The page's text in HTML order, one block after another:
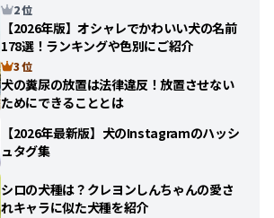
2 位
【2026年版】オシャレでかわいい犬の名前
178選！ランキングや色別にご紹介
3 位
犬の糞尿の放置は法律違反！放置させない
ためにできることとは
【2026年最新版】犬のInstagramのハッシ
ュタグ集
シロの犬種は？クレヨンしんちゃんの愛さ
れキャラに似た犬種を紹介